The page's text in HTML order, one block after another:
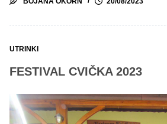
UTRINKI
FESTIVAL CVIČKA 2023